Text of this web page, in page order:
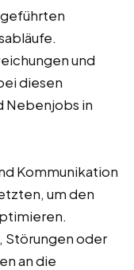
und
diesen
Nebenjobs in
Kommunikation
um den
Störungen oder
an die